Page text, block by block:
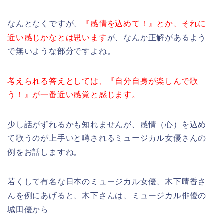
なんとなくですが、
『感情を込めて！』とか、それに
近い感じかなとは思いますが、なんか正解があるよう
で無いような部分ですよね。
考えられる答えとしては、『自分自身が楽しんで歌
う！』が一番近い感覚と感じます。
少し話がずれるかも知れませんが、感情（心）を込め
て歌うのが上手いと噂されるミュージカル女優さんの
例をお話しますね。
若くして有名な日本のミュージカル女優、木下晴香さ
んを例にあげると、木下さんは、ミュージカル俳優の
城田優から